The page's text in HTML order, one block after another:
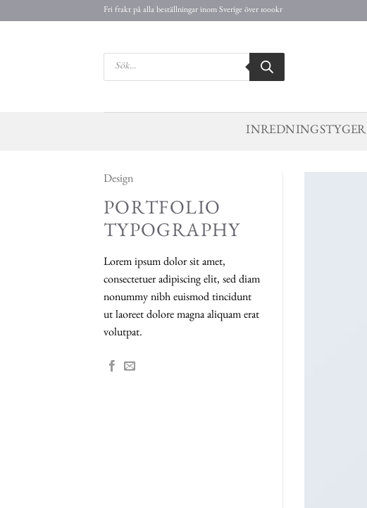
Fri frakt på alla beställningar inom Sverige över 1000kr
Products
search
INREDNINGSTYGER
Design
PORTFOLIO
TYPOGRAPHY
Lorem ipsum dolor sit amet,
consectetuer adipiscing elit, sed diam
nonummy nibh euismod tincidunt
ut laoreet dolore magna aliquam erat
volutpat.